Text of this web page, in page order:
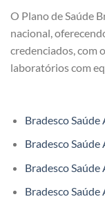
O Plano de Saúde
nacional,
credenciados, com
laboratórios com
Bradesco Saúde
Bradesco Saúde
Bradesco Saúde
Bradesco Saúde